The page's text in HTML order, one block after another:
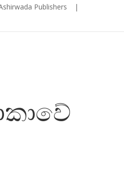
Publishers
|